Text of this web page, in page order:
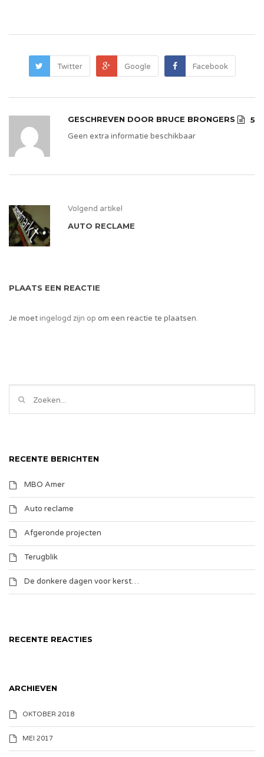
Twitter Google Facebook
GESCHREVEN DOOR BRUCE BRONGERS
5
Geen extra informatie beschikbaar
Volgend artikel
AUTO RECLAME
PLAATS EEN REACTIE
Je moetingelogd zijn op om een reactie te plaatsen.
RECENTE BERICHTEN
MBO Amer
Auto reclame
Afgeronde projecten
Terugblik
De donkere dagen voor kerst…
RECENTE REACTIES
ARCHIEVEN
OKTOBER 2018
MEI 2017